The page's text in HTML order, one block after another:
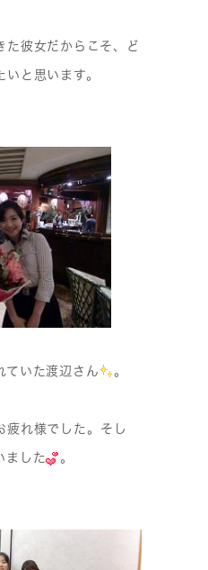
彼女だからこそ、ど
と思います。
いた渡辺さん 。
れ様でした。そし
ました 。